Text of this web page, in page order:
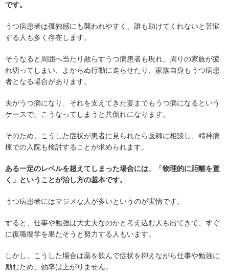
です。
うつ病患者は孤独感にも襲われやすく、誰も助けてくれないと苦悩
する人も多く存在します。
そうなると周囲へ当たり散らすうつ病患者も現れ、周りの家族が疲
れ切ってしまい、よからぬ行動に走らせたり、家族自身もうつ病患
者となる場合があります。
夫がうつ病になり、それを支えてきた妻までもうつ病になるという
ケースで、こうなってしまうと共倒れになります。
そのため、こうした症状が患者に見られたら医師に相談し、精神病
棟での入院も検討することが求められます。
ある一定のレベルを超えてしまった場合には、「物理的に距離を置
く」ということが治し方の基本です。
うつ病患者にはマジメな人が多いというのが実情です。
すると、仕事や勉強は大丈夫なのかと考え込む人も出てきて、すぐ
に復職復学を果たそうと努力する人もいます。
しかし、こうした場合は薬を飲んで症状を抑えながら仕事や勉強に
励むため、効率は上がりません。